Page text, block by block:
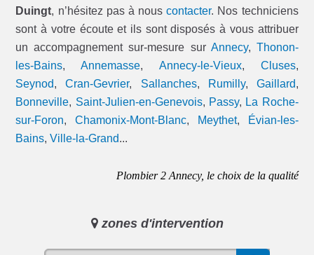
Duingt, n’hésitez pas à nouscontacter. Nos techniciens
sont à votre écoute et ils sont disposés à vous attribuer
un accompagnement sur-mesure sur Annecy, Thonon-
les-Bains,Annemasse, Annecy-le-Vieux, Cluses,
Seynod,Cran-Gevrier, Sallanches, Rumilly, Gaillard,
Bonneville, Saint-Julien-en-Genevois, Passy, La Roche-
sur-Foron,Chamonix-Mont-Blanc, Meythet,
Évian-les-
Bains,Ville-la-Grand...
Plombier 2 Annecy, le choix de la qualité
zones d'intervention